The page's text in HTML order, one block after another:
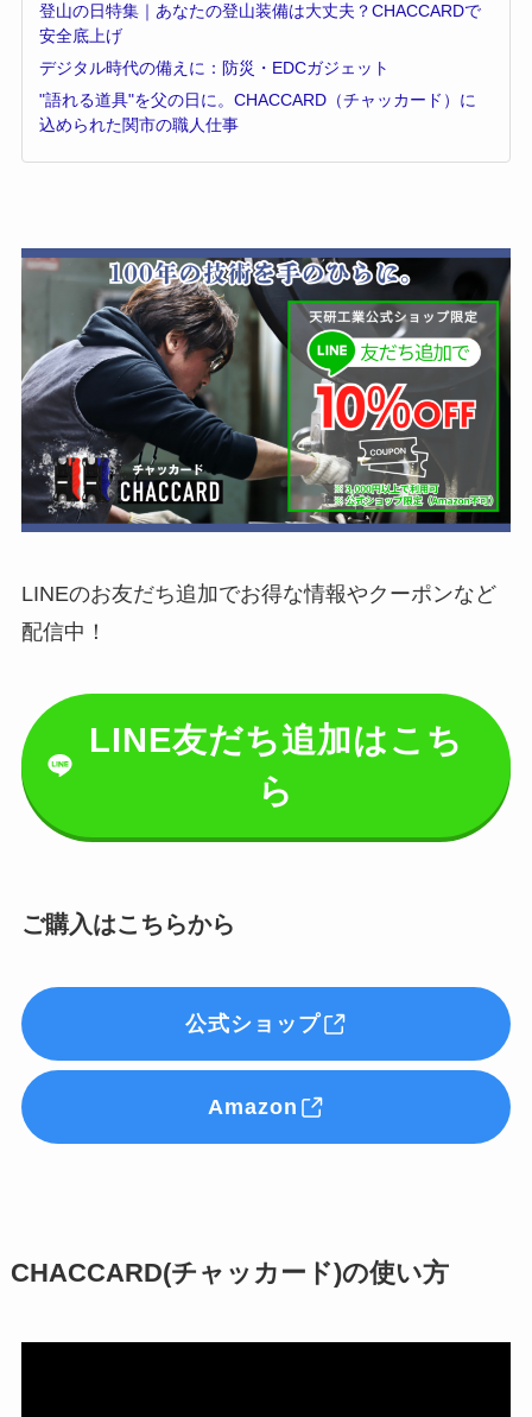
登山の日特集｜あなたの登山装備は大丈夫？CHACCARDで
安全底上げ
デジタル時代の備えに：防災・EDCガジェット
"語れる道具"を父の日に。CHACCARD（チャッカード）に
込められた関市の職人仕事
LINEのお友だち追加でお得な情報やクーポンなど
配信中！
LINE友だち追加はこち
ら
ご購入はこちらから
公式ショップ
Amazon
CHACCARD(チャッカード)の使い方